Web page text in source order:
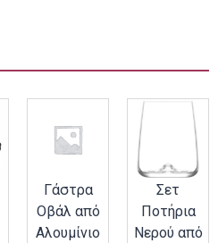
Γάστρα
Οβάλ από
Αλουμίνιο
Σετ
Ποτήρια
Νερού από